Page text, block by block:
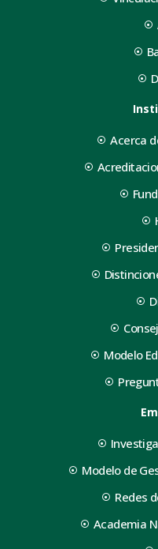
Acerca
Modelo
Modelo de
Redes
Academia